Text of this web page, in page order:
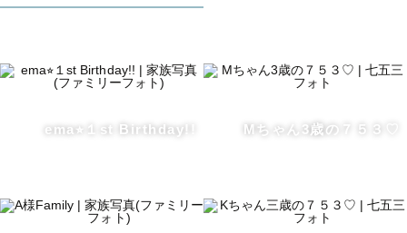
ema⭐︎１st Birthday!! Mちゃん3歳の７５３♡